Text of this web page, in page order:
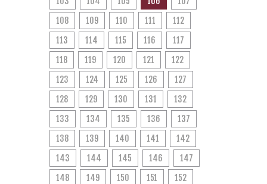
108
109 110 111
112
113
114 115 116
117
118
119 120 121
122
123
124 125 126
127
128
129 130 131
132
133
134 135 136
137
138
139 140 141
142
143
144 145 146
147
148
149 150 151
152